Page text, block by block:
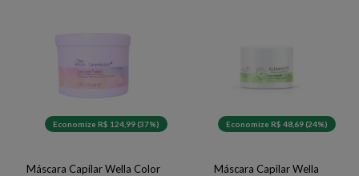
Economize R$ 124,99 (37%)
Máscara Capilar Wella Color
Economize R$ 48,69 (24%)
Máscara Capilar Wella